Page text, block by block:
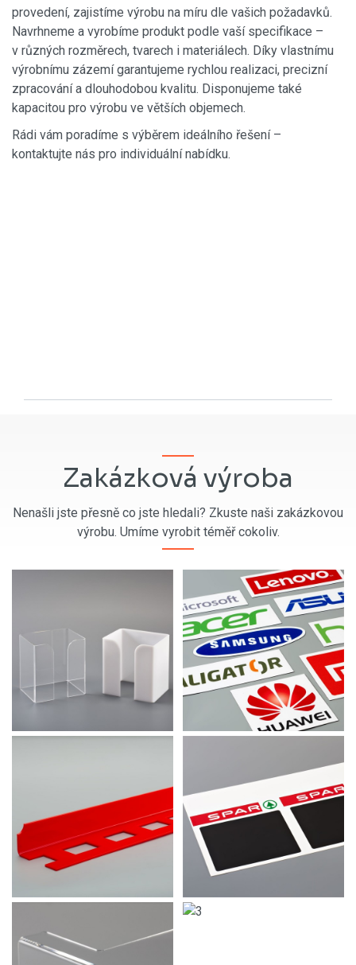
provedení, zajistíme výrobu na míru dle vašich požadavků.
Navrhneme a vyrobíme produkt podle vaší specifikace –
v různých rozměrech, tvarech i materiálech. Díky vlastnímu
výrobnímu zázemí garantujeme rychlou realizaci, precizní
zpracování a dlouhodobou kvalitu. Disponujeme také
kapacitou pro výrobu ve větších objemech.
Rádi vám poradíme s výběrem ideálního řešení –
kontaktujte nás pro individuální nabídku.
Zakázková výroba
Nenašli jste přesně co jste hledali? Zkuste naši zakázkovou
výrobu. Umíme vyrobit téměř cokoliv.